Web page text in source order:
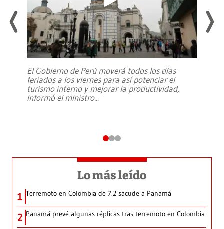
El Gobierno de Perú moverá todos los días
feriados a los viernes para así potenciar el
turismo interno y mejorar la productividad,
informó el ministro...
Lo más leído
1 Terremoto en Colombia de 7.2 sacude a Panamá
2 Panamá prevé algunas réplicas tras terremoto en Colombia